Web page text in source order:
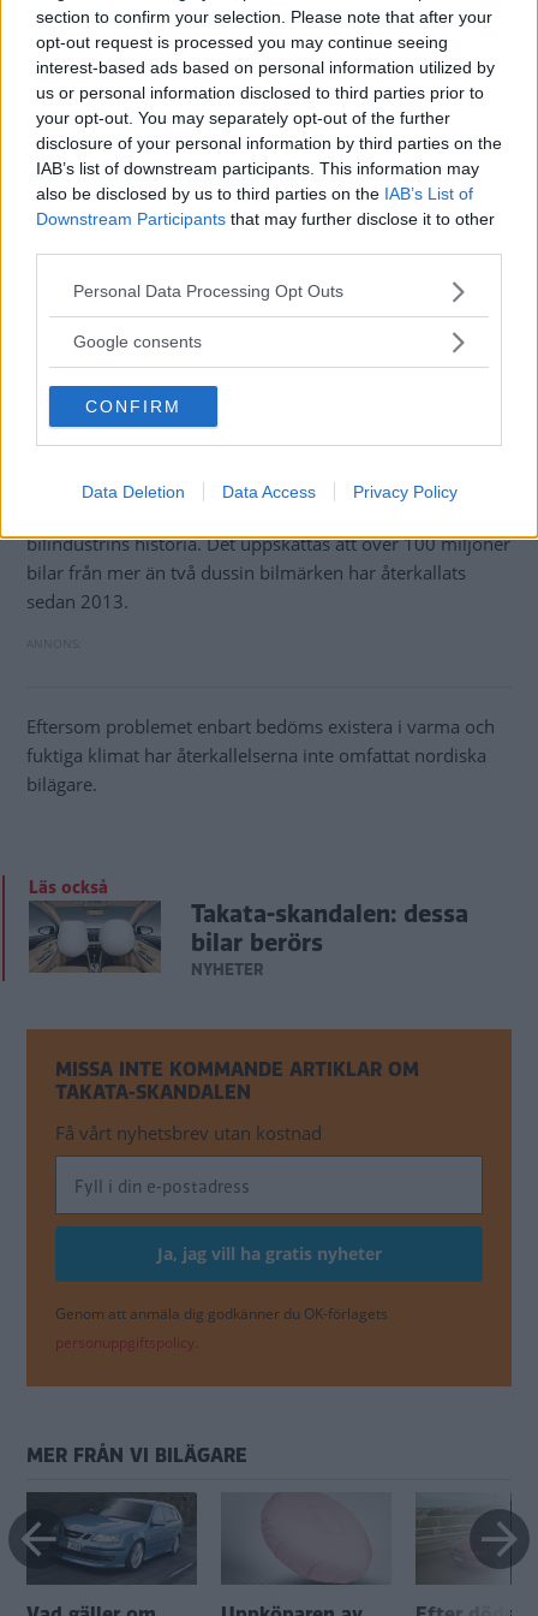
section to confirm your selection. Please note that after your
opt-out request is processed you may continue seeing
interest-based ads based on personal information utilized by
us or personal information disclosed to third parties prior to
your opt-out. You may separately opt-out of the further
disclosure of your personal information by third parties on the
IAB’s list of downstream participants. This information may
also be disclosed by us to third parties on the IAB’s List of
Downstream Participants that may further disclose it to other
Please note that this website/app uses one or more Google
not limited to your visit or usage behaviour. You may click to
use your data for below specified purposes in below Google
consent section.
Personal Data Processing Opt Outs
Google consents
CONFIRM
Data Deletion Data Access Privacy Policy
tid, i varma och fuktiga klimat.
Mer specifikt rör det sig om de så kallade
gasgeneratorerna i krockkuddarna – metallpatroner fyllda
med ett bränsle som när det antänds genererar en gas
som på ett ögonblick blåser upp kudden. NHTSA har ringat
in problemet till de patroner som använder
ammoniumnitrat som bränsle, men som inte innehåller
I dessa patroner kan hög värme och luftfuktighet över tid
förändra bränslets kemiska egenskaper och göra det
mycket mer potent. Resultatet blir då att gasgeneratorn
exploderar när krockkudden löses ut, och skickar dödliga
metallfragment in i kupén. I praktiken omvandlas alltså
bilindustrins historia. Det uppskattas att över 100 miljoner
bilar från mer än två dussin bilmärken har återkallats
sedan 2013.
Eftersom problemet enbart bedöms existera i varma och
fuktiga klimat har återkallelserna inte omfattat nordiska
bilägare.
Läs också
Takata-skandalen: dessa
bilar berörs
NYHETER
MISSA INTE KOMMANDE ARTIKLAR OM
TAKATA-SKANDALEN
Få vårt nyhetsbrev utan kostnad
Genom att anmäla dig godkänner du OK-förlagets
personuppgiftspolicy.
MER FRÅN VI BILÄGARE